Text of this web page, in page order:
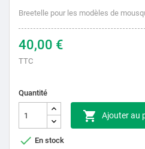
Breetelle pour les modèles de
40,00 €
TTC
Quantité
 Ajouter au
 En stock